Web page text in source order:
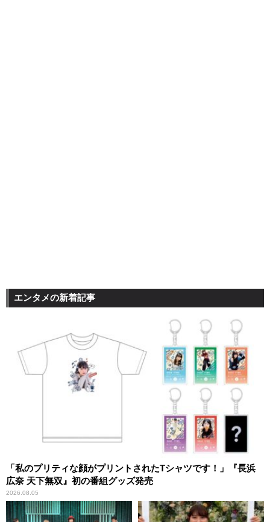
エンタメの新着記事
「私のプリティな顔がプリントされたTシャツです！」『長浜
広奈 天下無双』初の番組グッズ発売
2026.08.05